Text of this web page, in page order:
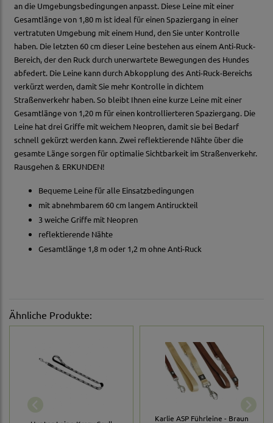
an die Umgebungsbedingungen anpasst. Diese Leine mit einer
Gesamtlänge von 1,80 m ist ideal für einen Spaziergang in einer
vertratuten Umgebung mit einem Hund, den Sie unter Kontrolle
haben. Die letzten 60 cm dieser Leine bestehen aus einem Anti-Ruck-
Bereich, der den Ruck durch unerwartete Bewegungen des Hundes
abfedert. Die Leine kann durch Abkopplung des Anti-Ruck-Bereichs
verkürzt werden, damit Sie mehr Kontrolle in dichtem
Straßenverkehr haben. So bleibt Ihnen eine kurze Leine mit einer
Gesamtlänge von 1,20 m für einen kontrollierteren Spaziergang. Die
Leine hat drei Griffe mit weichem Neopren, damit sie bei Bedarf
schnell gekürzt werden kann. Zwei reflektierende Nähte über die
gesamte Länge sorgen für optimalie Sichtbarkeit im Straßenverkehr.
Rausgehen & ERKUNDEN!
Bequeme Leine für alle Einsatzbedingungen
mit abnehmbarem 60 cm langem Antiruckteil
3 weiche Griffe mit Neopren
reflektierende Nähte
Gesamtlänge 1,8 m oder 1,2 m ohne Anti-Ruck
Ähnliche Produkte:
Karlie ASP Führleine - Braun